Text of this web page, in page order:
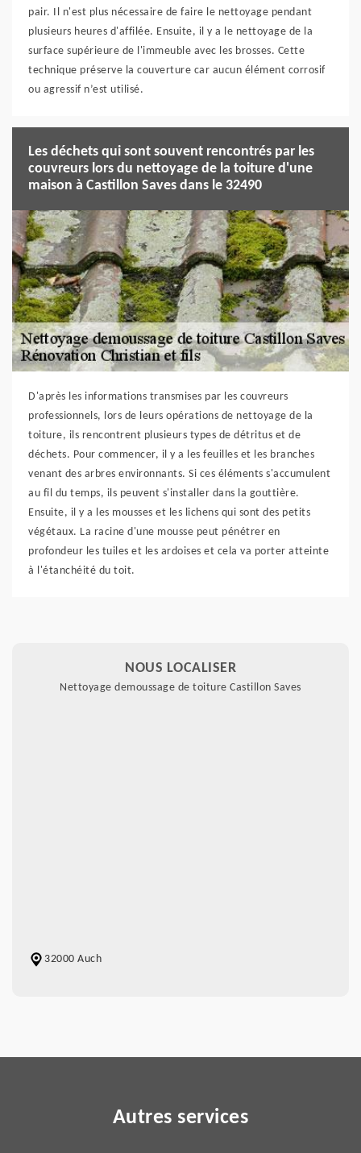
pair. Il n'est plus nécessaire de faire le nettoyage pendant
plusieurs heures d'affilée. Ensuite, il y a le nettoyage de la
surface supérieure de l'immeuble avec les brosses. Cette
technique préserve la couverture car aucun élément corrosif
ou agressif n’est utilisé.
Les déchets qui sont souvent rencontrés par les
couvreurs lors du nettoyage de la toiture d'une
maison à Castillon Saves dans le 32490
D'après les informations transmises par les couvreurs
professionnels, lors de leurs opérations de nettoyage de la
toiture, ils rencontrent plusieurs types de détritus et de
déchets. Pour commencer, il y a les feuilles et les branches
venant des arbres environnants. Si ces éléments s'accumulent
au fil du temps, ils peuvent s'installer dans la gouttière.
Ensuite, il y a les mousses et les lichens qui sont des petits
végétaux. La racine d'une mousse peut pénétrer en
profondeur les tuiles et les ardoises et cela va porter atteinte
à l'étanchéité du toit.
NOUS LOCALISER
Nettoyage demoussage de toiture Castillon Saves
32000 Auch
Autres services